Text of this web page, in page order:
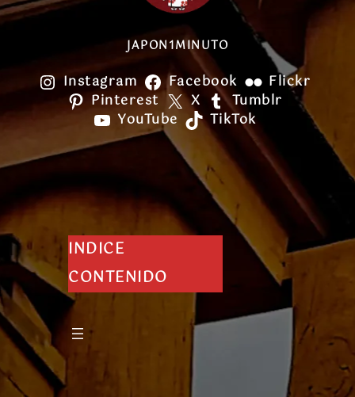
JAPON1MINUTO
Instagram Facebook
Flickr
Pinterest
X
Tumblr
YouTube
TikTok
INDICE
CONTENIDO